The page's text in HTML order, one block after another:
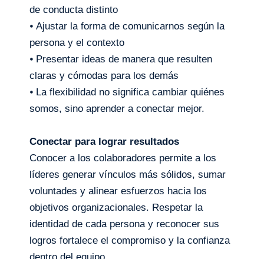
de conducta distinto
⦁ Ajustar la forma de comunicarnos según la
persona y el contexto
⦁ Presentar ideas de manera que resulten
claras y cómodas para los demás
⦁ La flexibilidad no significa cambiar quiénes
somos, sino aprender a conectar mejor.
Conectar para lograr resultados
Conocer a los colaboradores permite a los
líderes generar vínculos más sólidos, sumar
voluntades y alinear esfuerzos hacia los
objetivos organizacionales. Respetar la
identidad de cada persona y reconocer sus
logros fortalece el compromiso y la confianza
dentro del equipo.